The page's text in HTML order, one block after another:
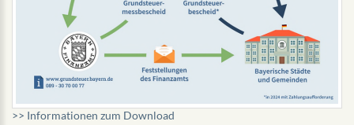
>> Informationen zum Download